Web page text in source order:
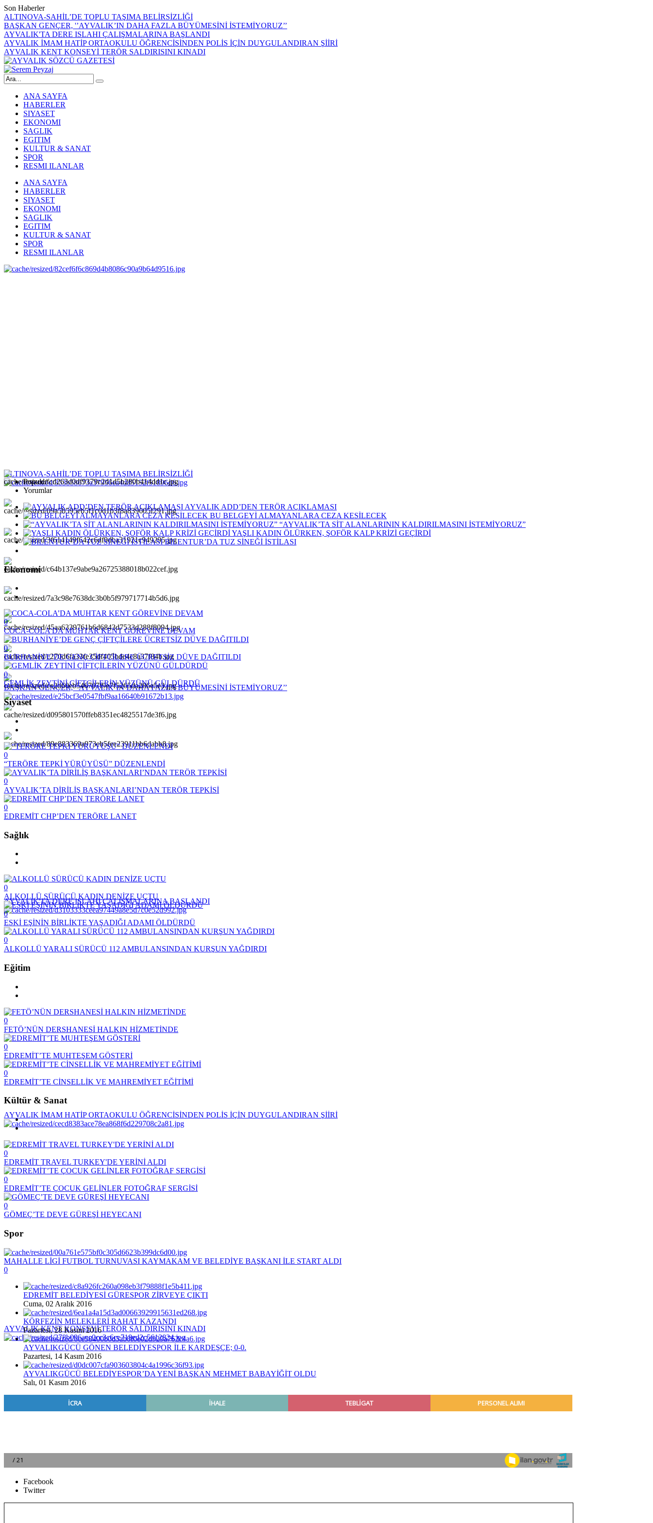
Son Haberler
ALTINOVA-SAHİL’DE TOPLU TAŞIMA BELİRSİZLİĞİ
BAŞKAN GENÇER, '’AYVALIK’IN DAHA FAZLA BÜYÜMESİNİ İSTEMİYORUZ’’
AYVALIK'TA DERE ISLAHI ÇALIŞMALARINA BAŞLANDI
AYVALIK İMAM HATİP ORTAOKULU ÖĞRENCİSİNDEN POLİS İÇİN DUYGULANDIRAN ŞİİRİ
AYVALIK KENT KONSEYİ TERÖR SALDIRISINI KINADI
ANA SAYFA
HABERLER
SIYASET
EKONOMI
SAGLIK
EGITIM
KULTUR & SANAT
SPOR
RESMI ILANLAR
ANA SAYFA
HABERLER
SIYASET
EKONOMI
SAGLIK
EGITIM
KULTUR & SANAT
SPOR
RESMI ILANLAR
ALTINOVA-SAHİL’DE TOPLU TAŞIMA BELİRSİZLİĞİ
BAŞKAN GENÇER, '’AYVALIK’IN DAHA FAZLA BÜYÜMESİNİ İSTEMİYORUZ’’
AYVALIK'TA DERE ISLAHI ÇALIŞMALARINA BAŞLANDI
AYVALIK İMAM HATİP ORTAOKULU ÖĞRENCİSİNDEN POLİS İÇİN DUYGULANDIRAN ŞİİRİ
AYVALIK KENT KONSEYİ TERÖR SALDIRISINI KINADI
Populer
Yorumlar
AYVALIK ADD’DEN TERÖR AÇIKLAMASI
BU BELGEYİ ALMAYANLARA CEZA KESİLECEK
“AYVALIK’TA SİT ALANLARININ KALDIRILMASINI İSTEMİYORUZ”
YAŞLI KADIN ÖLÜRKEN, ŞOFÖR KALP KRİZİ GEÇİRDİ
BİLENTUR’DA TUZ SİNEĞİ İSTİLASI
Ekonomi
0
COCA-COLA’DA MUHTAR KENT GÖREVİNE DEVAM
0
BURHANİYE’DE GENÇ ÇİFTÇİLERE ÜCRETSİZ DÜVE DAĞITILDI
0
GEMLİK ZEYTİNİ ÇİFTÇİLERİN YÜZÜNÜ GÜLDÜRDÜ
Siyaset
0
“TERÖRE TEPKİ YÜRÜYÜŞÜ” DÜZENLENDİ
0
AYVALIK’TA DİRİLİŞ BAŞKANLARI’NDAN TERÖR TEPKİSİ
0
EDREMİT CHP’DEN TERÖRE LANET
Sağlık
0
ALKOLLÜ SÜRÜCÜ KADIN DENİZE UÇTU
0
ESKİ EŞİNİN BİRLİKTE YAŞADIĞI ADAMI ÖLDÜRDÜ
0
ALKOLLÜ YARALI SÜRÜCÜ 112 AMBULANSINDAN KURŞUN YAĞDIRDI
Eğitim
0
FETÖ’NÜN DERSHANESİ HALKIN HİZMETİNDE
0
EDREMİT’TE MUHTEŞEM GÖSTERİ
0
EDREMİT’TE CİNSELLİK VE MAHREMİYET EĞİTİMİ
Kültür & Sanat
0
EDREMİT TRAVEL TURKEY'DE YERİNİ ALDI
0
EDREMİT’TE ÇOCUK GELİNLER FOTOĞRAF SERGİSİ
0
GÖMEÇ’TE DEVE GÜREŞİ HEYECANI
Spor
MAHALLE LİGİ FUTBOL TURNUVASI KAYMAKAM VE BELEDİYE BAŞKANI İLE START ALDI
0
EDREMİT BELEDİYESİ GÜRESPOR ZİRVEYE ÇIKTI
Cuma, 02 Aralık 2016
KÖRFEZİN MELEKLERİ RAHAT KAZANDI
Pazartesi, 28 Kasım 2016
AYVALIKGÜCÜ GÖNEN BELEDİYESPOR İLE KARDEŞÇE; 0-0.
Pazartesi, 14 Kasım 2016
AYVALIKGÜCÜ BELEDİYESPOR’DA YENİ BAŞKAN MEHMET BABAYİĞİT OLDU
Salı, 01 Kasım 2016
Facebook
Twitter